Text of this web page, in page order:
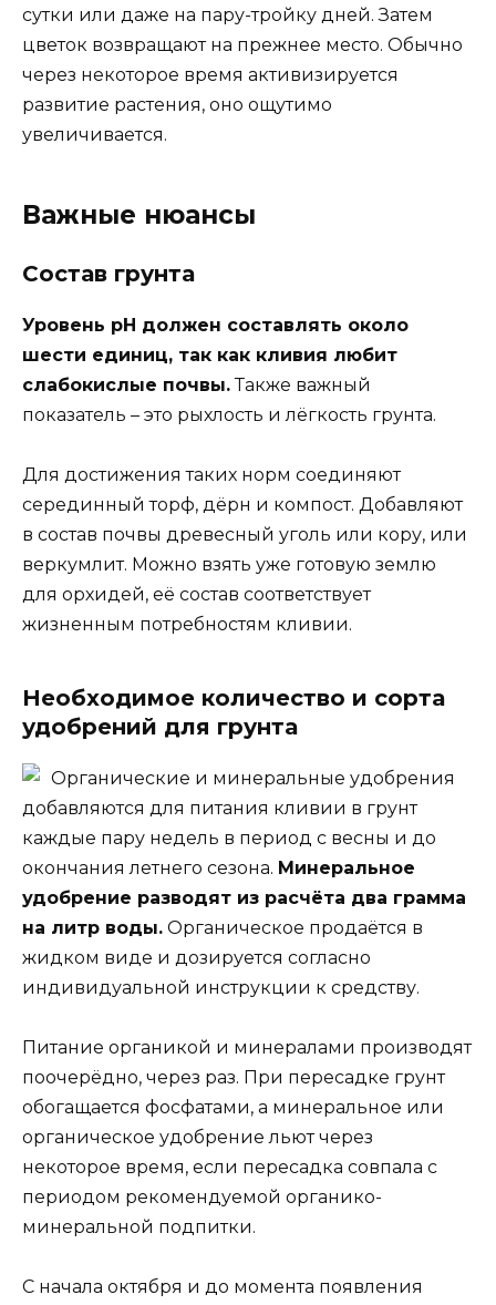
сутки или даже на пару-тройку дней. Затем
цветок возвращают на прежнее место. Обычно
через некоторое время активизируется
развитие растения, оно ощутимо
увеличивается.
Важные нюансы
Состав грунта
Уровень рН должен составлять около
шести единиц, так как кливия любит
слабокислые почвы.Также важный
показатель – это рыхлость и лёгкость грунта.
Для достижения таких норм соединяют
серединный торф, дёрн и компост. Добавляют
в состав почвы древесный уголь или кору, или
веркумлит. Можно взять уже готовую землю
для орхидей, её состав соответствует
жизненным потребностям кливии.
Необходимое количество и сорта
удобрений для грунта
Органические и минеральные удобрения
добавляются для питания кливии в грунт
каждые пару недель в период с весны и до
окончания летнего сезона. Минеральное
удобрение разводят из расчёта два грамма
на литр воды. Органическое продаётся в
жидком виде и дозируется согласно
индивидуальной инструкции к средству.
Питание органикой и минералами производят
поочерёдно, через раз. При пересадке грунт
обогащается фосфатами, а минеральное или
органическое удобрение льют через
некоторое время, если пересадка совпала с
периодом рекомендуемой органико-
минеральной подпитки.
С начала октября и до момента появления